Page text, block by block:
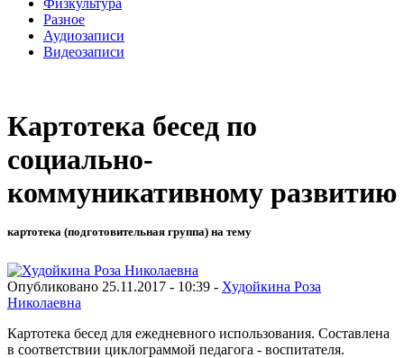
Разное
Аудиозаписи
Видеозаписи
Картотека бесед по
социально-
коммуникативному развитию
картотека (подготовительная группа) на тему
Опубликовано 25.11.2017 - 10:39 - Худойкина Роза
Николаевна
Картотека бесед для ежедневного использования. Составлена
в соответствии циклограммой педагога - воспитателя.